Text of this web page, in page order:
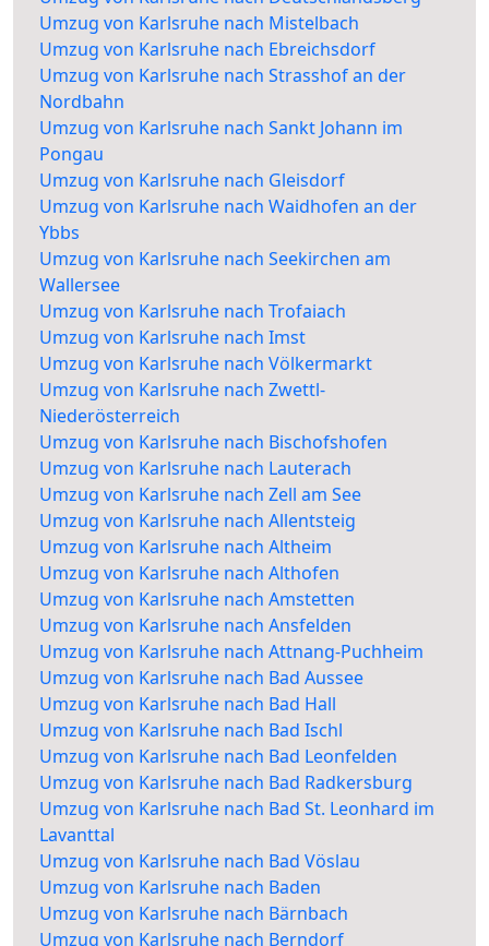
Umzug von Karlsruhe nach Mistelbach
Umzug von Karlsruhe nach Ebreichsdorf
Umzug von Karlsruhe nach Strasshof an der
Nordbahn
Umzug von Karlsruhe nach Sankt Johann im
Pongau
Umzug von Karlsruhe nach Gleisdorf
Umzug von Karlsruhe nach Waidhofen an der
Ybbs
Umzug von Karlsruhe nach Seekirchen am
Wallersee
Umzug von Karlsruhe nach Trofaiach
Umzug von Karlsruhe nach Imst
Umzug von Karlsruhe nach Völkermarkt
Umzug von Karlsruhe nach Zwettl-
Niederösterreich
Umzug von Karlsruhe nach Bischofshofen
Umzug von Karlsruhe nach Lauterach
Umzug von Karlsruhe nach Zell am See
Umzug von Karlsruhe nach Allentsteig
Umzug von Karlsruhe nach Altheim
Umzug von Karlsruhe nach Althofen
Umzug von Karlsruhe nach Amstetten
Umzug von Karlsruhe nach Ansfelden
Umzug von Karlsruhe nach Attnang-Puchheim
Umzug von Karlsruhe nach Bad Aussee
Umzug von Karlsruhe nach Bad Hall
Umzug von Karlsruhe nach Bad Ischl
Umzug von Karlsruhe nach Bad Leonfelden
Umzug von Karlsruhe nach Bad Radkersburg
Umzug von Karlsruhe nach Bad St. Leonhard im
Lavanttal
Umzug von Karlsruhe nach Bad Vöslau
Umzug von Karlsruhe nach Baden
Umzug von Karlsruhe nach Bärnbach
Umzug von Karlsruhe nach Berndorf